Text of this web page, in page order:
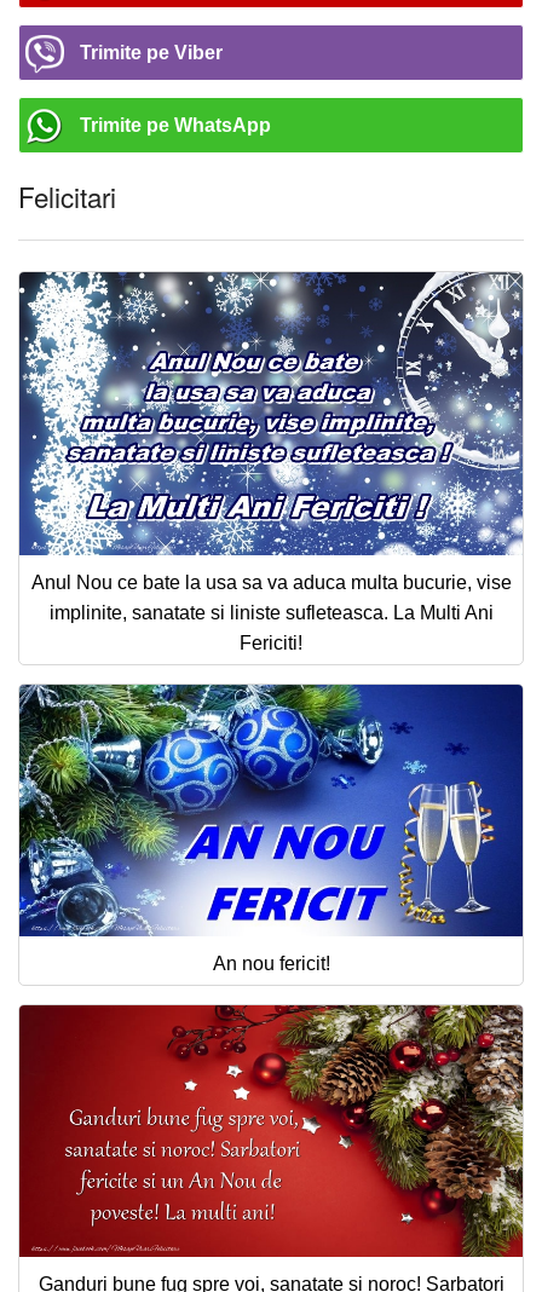
Trimite pe Viber
Trimite pe WhatsApp
Felicitari
Anul Nou ce bate la usa sa va aduca multa bucurie, vise
implinite, sanatate si liniste sufleteasca. La Multi Ani
Fericiti!
An nou fericit!
Ganduri bune fug spre voi, sanatate si noroc! Sarbatori